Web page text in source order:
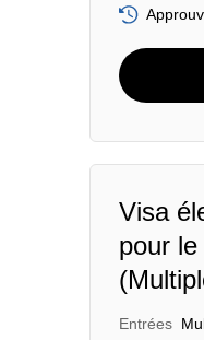
Visa
pour
Entrées